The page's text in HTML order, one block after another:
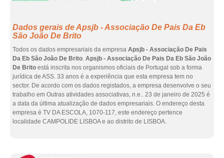
Dados gerais de Apsjb - Associação De Pais Da Eb
São João De Brito
Todos os dados empresariais da empresa Apsjb - Associação De Pais
Da Eb São João De Brito. Apsjb - Associação De Pais Da Eb São João
De Brito está inscrita nos organismos oficiais de Portugal sob a forma
jurídica de ASS. 33 anos é a experiência que esta empresa tem no
sector. De acordo com os dados registados, a empresa desenvolve o seu
trabalho em Outras atividades associativas, n.e.. 23 de janeiro de 2025 é
a data da última atualização de dados empresariais. O endereço desta
empresa é TV DA ESCOLA, 1070-117, este endereço pertence
localidade CAMPOLIDE LISBOA e ao distrito de LISBOA.